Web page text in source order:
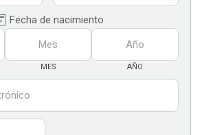
Fecha de nacimiento
MES AÑO